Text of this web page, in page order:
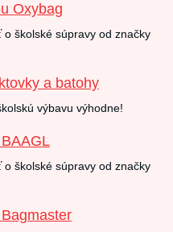
Oxybag
školské súpravy od značky
a batohy
výbavu výhodne!
školské súpravy od značky